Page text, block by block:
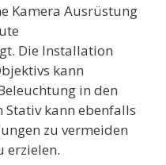
Kamera Ausrüstung
Die Installation
kann
in den
Stativ kann ebenfalls
zu vermeiden
erzielen.